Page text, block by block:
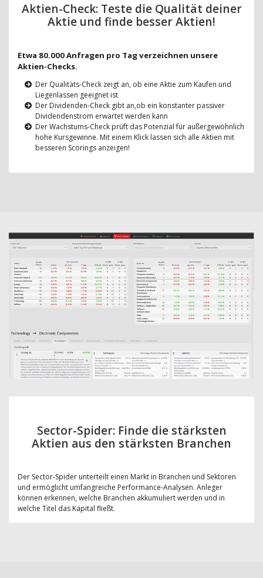
Aktien-Check: Teste die Qualität deiner
Aktie und finde besser Aktien!
Etwa 80.000 Anfragen pro Tag verzeichnen unsere
Aktien-Checks.
Der Qualitäts-Check zeigt an, ob eine Aktie zum Kaufen und
Liegenlassen geeignet ist
Der Dividenden-Check gibt an,ob ein konstanter passiver
Dividendenstrom erwartet werden kann
Der Wachstums-Check prüft das Potenzial für außergewöhnlich
hohe Kursgewinne. Mit einem Klick lassen sich alle Aktien mit
besseren Scorings anzeigen!
Sector-Spider: Finde die stärksten
Aktien aus den stärksten Branchen
Der Sector-Spider unterteilt einen Markt in Branchen und Sektoren
und ermöglicht umfangreiche Performance-Analysen. Anleger
können erkennen, welche Branchen akkumuliert werden und in
welche Titel das Kapital fließt.